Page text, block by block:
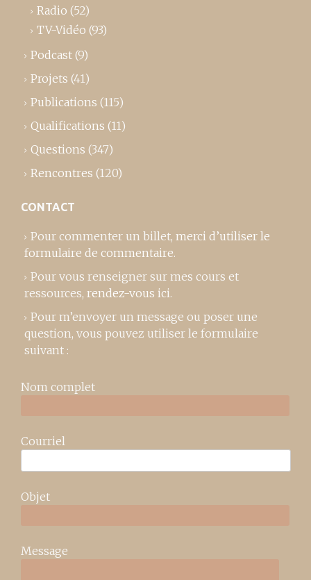
Radio (52)
TV-Vidéo (93)
Podcast (9)
Projets (41)
Publications (115)
Qualifications (11)
Questions (347)
Rencontres (120)
CONTACT
Pour commenter un billet, merci d’utiliser le
formulaire de commentaire.
Pour vous renseigner sur mes cours et
ressources, rendez-vous ici.
Pour m’envoyer un message ou poser une
question, vous pouvez utiliser le formulaire
suivant :
Nom complet
Courriel
Objet
Message